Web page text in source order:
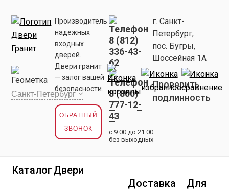
Производитель
надежных
входных
дверей.
Двери гранит
— залог вашей
безопасности.
ОБРАТНЫЙ
ЗВОНОК
8 (812)
336-43-
62
8 (800)
777-12-
43
с 9:00 до 21:00
без выходных
г. Санкт-
Петербург,
пос. Бугры,
Шоссейная 1А
Проверить
подлинность
КаталогДвери
Доставка Для